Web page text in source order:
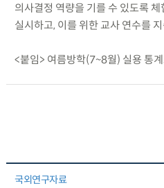
의사결정 역량을 기를 수 있도록
실시하고, 이를 위한 교사 연수를
<붙임> 여름방학(7~8월) 실용 통
국외연구자료